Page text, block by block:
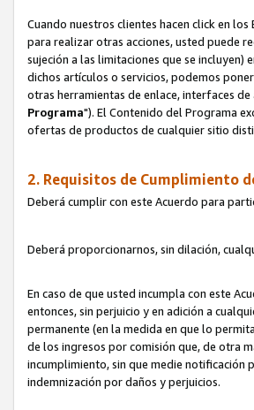
Cuando nuestros clientes hacen click en
para realizar otras acciones, usted puede
sujeción a las limitaciones que se incluyen)
dichos artículos o servicios, podemos
otras herramientas de enlace, interfaces
Programa"). El Contenido del Programa
ofertas de productos de cualquier sitio
2. Requisitos de Cumplimiento
Deberá cumplir con este Acuerdo para
Deberá proporcionarnos, sin dilación,
En caso de que usted incumpla con este
entonces, sin perjuicio y en adición a
permanente (en la medida en que lo
de los ingresos por comisión que, de otra
incumplimiento, sin que medie notificación
indemnización por daños y perjuicios.